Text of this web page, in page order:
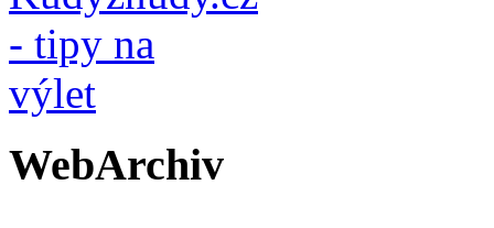
WebArchiv